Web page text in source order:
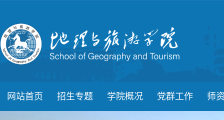
网站首页 招生专题 学院概况 党群工作 师